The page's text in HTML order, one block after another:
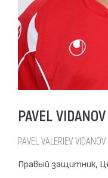
PAVEL VIDANOV
PAVEL VALERIEV VIDANOV
Правый защитник,